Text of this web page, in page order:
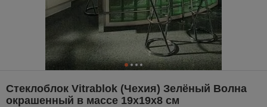
Cтеклоблок Vitrablok (Чехия) Зелёный Волна
окрашенный в массе 19х19х8 см